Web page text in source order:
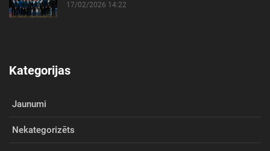
17/02/2026 14:22
Kategorijas
Jaunumi
Nekategorizēts